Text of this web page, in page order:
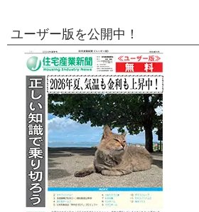
ユーザー版を公開中！